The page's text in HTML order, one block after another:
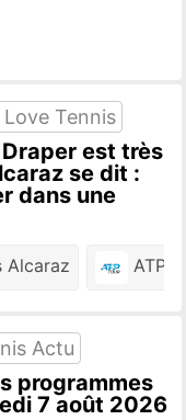
Love Tennis
est très
se dit :
dans une
Alcaraz ATP
Actu
programmes
7 août 2026